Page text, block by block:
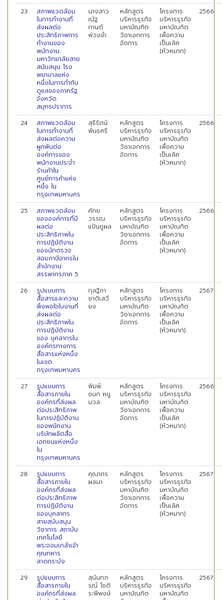
23
สภาพแวดล้อม
ในการทำงานที่
ส่งผลต่อ
ประสิทธิภาพการ
ทำงานของ
พนักงาน
มหาวิทยาลัยสาย
สนับสนุน โรง
พยาบาลแห่ง
หนึ่งในการกำกับ
ดูแลของภาครัฐ
จังหวัด
สมุทรปราการ
นางสาว
ณัฐ
กานต์
พ่วงขำ
หลักสูตร
บริหารธุรกิจ
มหาบัณฑิต
วิชาเอกการ
จัดการ
โครงการ
บริหารธุรกิจ
มหาบัณฑิต
เพื่อความ
เป็นเลิศ
(หัวหมาก)
2566
24
สภาพแวดล้อม
ในการทำงานที่
ส่งผลต่อความ
ผูกพันต่อ
องค์การของ
พนักงานประจำ
ร้านค้าใน
ศูนย์การค้าแห่ง
หนึ่ง ใน
กรุงเทพมหานคร
สุธีรัตน์
พันธศรี
หลักสูตร
บริหารธุรกิจ
มหาบัณฑิต
วิชาเอกการ
จัดการ
โครงการ
บริหารธุรกิจ
มหาบัณฑิต
เพื่อความ
เป็นเลิศ
(หัวหมาก)
2566
25
สภาพแวดล้อม
ขององค์การที่มี
ผลต่อ
ประสิทธิภาพใน
การปฏิบัติงาน
ของนักตรวจ
สอบภาษีอากรใน
สำนักงาน
สรรพากรภาค 5
คัทย
วรรณ
แป้นชูผล
หลักสูตร
บริหารธุรกิจ
มหาบัณฑิต
วิชาเอกการ
จัดการ
โครงการ
บริหารธุรกิจ
มหาบัณฑิต
เพื่อความ
เป็นเลิศ
(หัวหมาก)
2566
26
รูปแบบการ
สื่อสารและความ
พึงพอใจในงานที่
ส่งผลต่อ
ประสิทธิภาพใน
การปฏิบัติงาน
ของ บุคลากรใน
องค์กรทางการ
สื่อสารแห่งหนึ่ง
ในเขต
กรุงเทพมหานคร
กุลฐิภา
ชาติเสวี
ยง
หลักสูตร
บริหารธุรกิจ
มหาบัณฑิต
วิชาเอกการ
จัดการ
โครงการ
บริหารธุรกิจ
มหาบัณฑิต
เพื่อความ
เป็นเลิศ
(หัวหมาก)
2567
27
รูปแบบการ
สื่อสารภายใน
องค์กรที่ส่งผล
ต่อประสิทธิภาพ
ในการปฏิบัติงาน
ของพนักงาน
บริษัทผลิตสื่อ
เอกชนแห่งหนึ่ง
ใน
กรุงเทพมหานคร
พิมพ์
ชนก หนู
นวล
หลักสูตร
บริหารธุรกิจ
มหาบัณฑิต
วิชาเอกการ
จัดการ
โครงการ
บริหารธุรกิจ
มหาบัณฑิต
เพื่อความ
เป็นเลิศ
(หัวหมาก)
2566
28
รูปแบบการ
สื่อสารภายใน
องค์กรที่ส่งผล
ต่อประสิทธิภาพ
การปฏิบัติงาน
ของบุคลากร
สายสนับสนุน
วิชาการ สถาบัน
เทคโนโลยี
พระจอมเกล้าเจ้า
คุณทหาร
ลาดกระบัง
คุณากร
ผลมา
หลักสูตร
บริหารธุรกิจ
มหาบัณฑิต
วิชาเอกการ
จัดการ
โครงการ
บริหารธุรกิจ
มหาบัณฑิต
เพื่อความ
เป็นเลิศ
(หัวหมาก)
2567
29
รูปแบบการ
สื่อสารภายใน
องค์กรที่ส่งผล
สุนันทภ
รณ์ โชติ
ระพีพงษ์
หลักสูตร
บริหารธุรกิจ
มหาบัณฑิต
โครงการ
บริหารธุรกิจ
มหาบัณฑิต
2567